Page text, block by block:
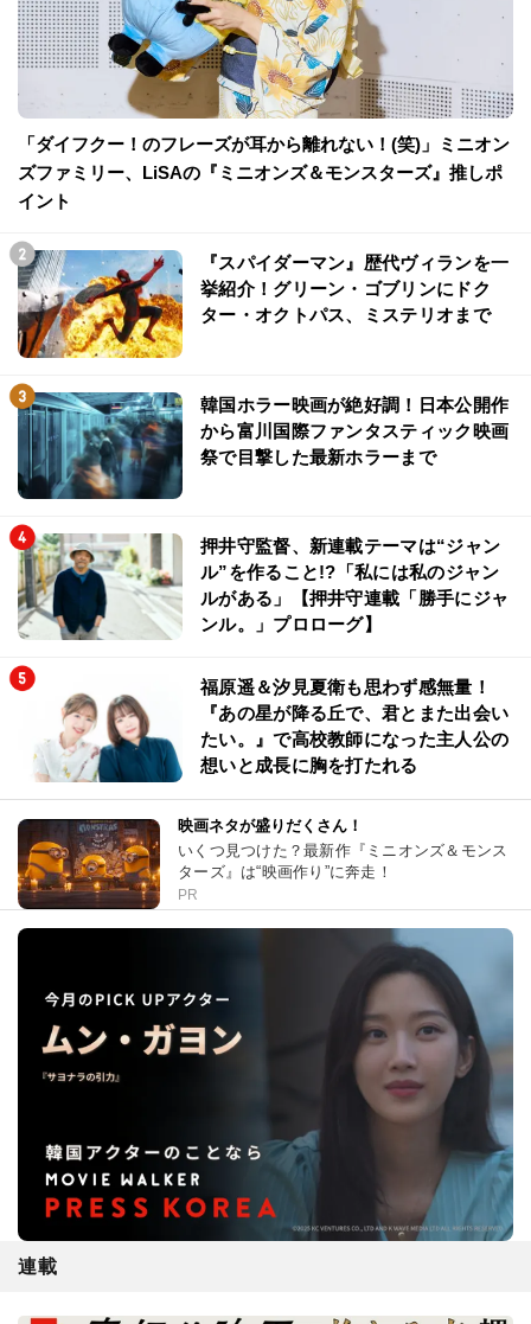
「ダイフクー！のフレーズが耳から離れない！(笑)」ミニオン
ズファミリー、LiSAの『ミニオンズ＆モンスターズ』推しポ
イント
『スパイダーマン』歴代ヴィランを一
挙紹介！グリーン・ゴブリンにドク
ター・オクトパス、ミステリオまで
韓国ホラー映画が絶好調！日本公開作
から富川国際ファンタスティック映画
祭で目撃した最新ホラーまで
押井守監督、新連載テーマは“ジャン
ル”を作ること!?「私には私のジャン
ルがある」【押井守連載「勝手にジャ
ンル。」プロローグ】
福原遥＆汐見夏衛も思わず感無量！
『あの星が降る丘で、君とまた出会い
たい。』で高校教師になった主人公の
想いと成長に胸を打たれる
映画ネタが盛りだくさん！
いくつ見つけた？最新作『ミニオンズ＆モンス
ターズ』は“映画作り”に奔走！
PR
連載